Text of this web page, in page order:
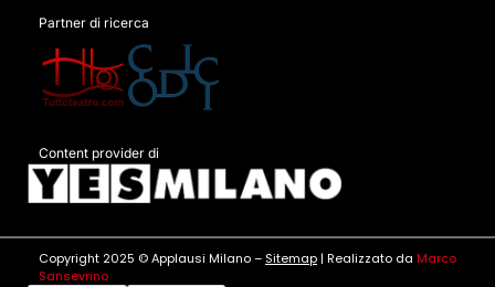
Partner di ricerca
Content provider di
Copyright 2025 © Applausi Milano – Sitemap| Realizzato da Marco
Sansevrino